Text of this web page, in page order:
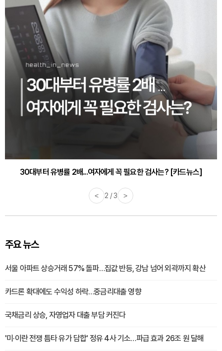
30대부터 유병률 2배...여자에게 꼭 필요한 검사는? [카드뉴스]
< 2 / 3 >
주요 뉴스
서울 아파트 상승거래 57% 돌파…집값 반등, 강남 넘어 외곽까지 확산
카드론 확대에도 수익성 하락…중금리대출 영향
국채금리 상승, 자영업자 대출 부담 커진다
'미·이란 전쟁 틈타 유가 담합' 정유 4사 기소…파급 효과 26조 원 달해